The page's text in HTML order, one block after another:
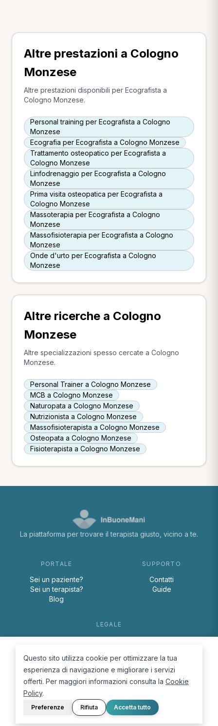
Altre prestazioni a Cologno
Monzese
Altre prestazioni disponibili per Ecografista a
Cologno Monzese.
Personal training per Ecografista a Cologno
Monzese
Ecografia per Ecografista a Cologno Monzese
Trattamento osteopatico per Ecografista a
Cologno Monzese
Linfodrenaggio per Ecografista a Cologno
Monzese
Prima visita osteopatica per Ecografista a
Cologno Monzese
Massoterapia per Ecografista a Cologno
Monzese
Massofisioterapia per Ecografista a Cologno
Monzese
Onde d'urto per Ecografista a Cologno
Monzese
Altre ricerche a Cologno
Monzese
Altre specializzazioni spesso cercate a Cologno
Monzese.
Personal Trainer a Cologno Monzese
MCB a Cologno Monzese
Naturopata a Cologno Monzese
Nutrizionista a Cologno Monzese
Massofisioterapista a Cologno Monzese
Osteopata a Cologno Monzese
Fisioterapista a Cologno Monzese
La piattaforma per trovare il terapista giusto, vicino a te.
PORTALE
Sei un paziente?
Sei un terapista?
Blog
SUPPORTO
Contatti
Guide
LEGALE
Cookie Policy
© 2026 D.Lab S.r.l. — InBuoneMani
Questo sito utilizza cookie per ottimizzare la tua
esperienza di navigazione e migliorare i servizi
offerti. Per maggiori informazioni consulta la Cookie
Policy.
Preferenze Rifiuta Accetta tutto